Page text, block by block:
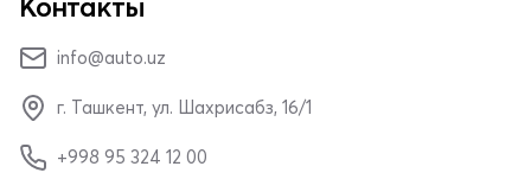
Контакты
info@auto.uz
г. Ташкент, ул. Шахрисабз, 16/1
+998 95 324 12 00